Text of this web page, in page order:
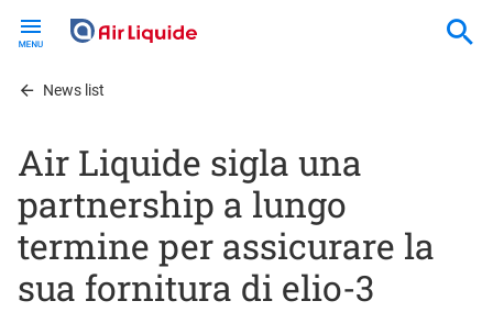
contentNews list
Air Liquide sigla una
partnership a lungo
termine per assicurare la
sua fornitura di elio-3